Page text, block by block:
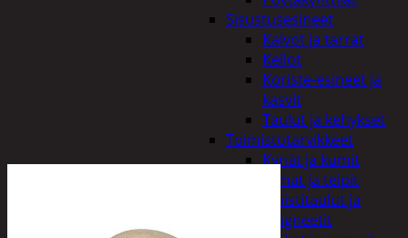
Sisustusesineet
Kalvot ja tarrat
Kellot
Koriste-esineet ja
kasvit
Taulut ja kehykset
Toimistotarvikkeet
Kynät ja kumit
Liimat ja teipit
Muistitaulut ja
magneetit